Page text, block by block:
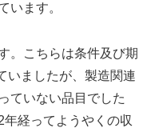
います。
。こちらは条件及び期
いましたが、製造関連
ていない品目でした
年経ってようやくの収